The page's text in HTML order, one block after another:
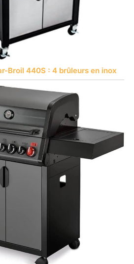
Broil 440S : 4 brûleurs en inox